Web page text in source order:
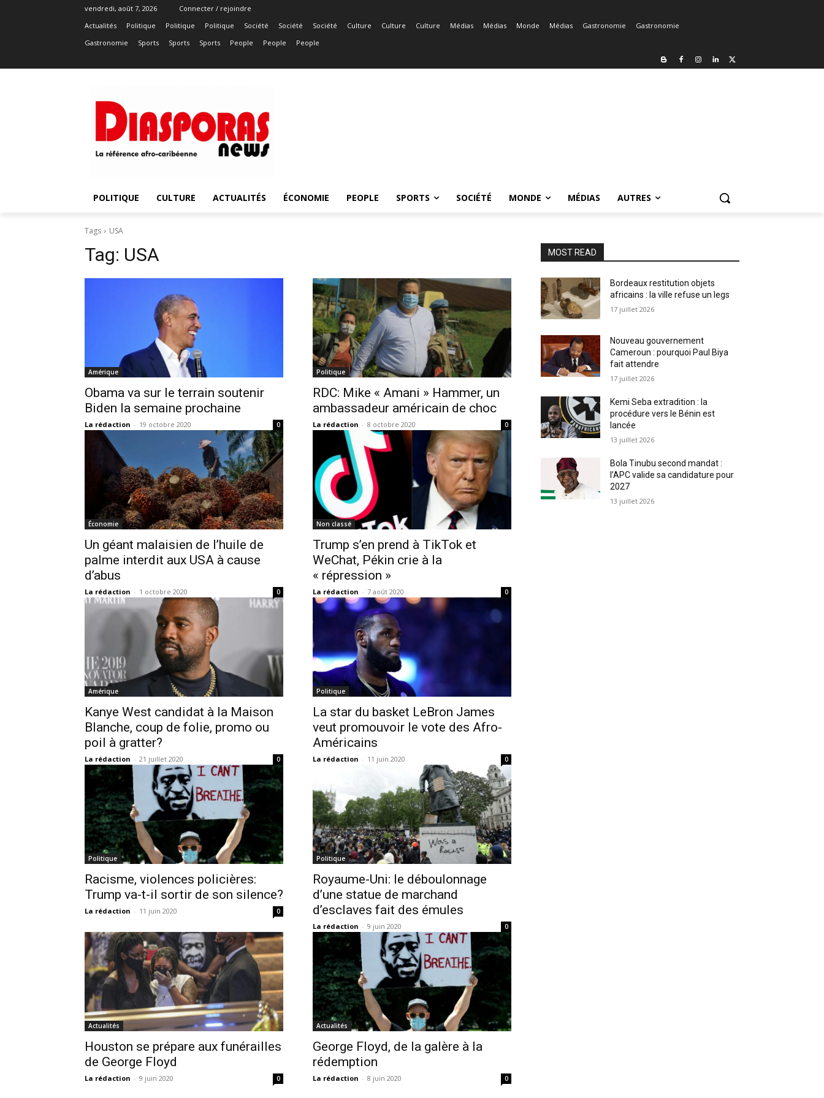
vendredi, août 7, 2026
Connecter / rejoindre
Actualités
Politique Politique Politique Société Société Société Culture Culture Culture Médias Médias Monde Médias Gastronomie
Gastronomie
Gastronomie
Sports Sports Sports People People People
POLITIQUE CULTURE ACTUALITÉS ÉCONOMIE PEOPLE SPORTS SOCIÉTÉ MONDE MÉDIAS AUTRES
Tags USA
Tag: USA
Amérique
Obama va sur le terrain soutenir
Biden la semaine prochaine
La rédaction - 19 octobre 2020 0
Politique
RDC: Mike « Amani » Hammer, un
ambassadeur américain de choc
La rédaction - 8 octobre 2020 0
Économie
Un géant malaisien de l’huile de
palme interdit aux USA à cause
d’abus
La rédaction - 1 octobre 2020 0
Non classé
Trump s’en prend à TikTok et
WeChat, Pékin crie à la
« répression »
La rédaction - 7 août 2020 0
Amérique
Kanye West candidat à la Maison
Blanche, coup de folie, promo ou
poil à gratter?
La rédaction - 21 juillet 2020 0
Politique
La star du basket LeBron James
veut promouvoir le vote des Afro-
Américains
La rédaction - 11 juin 2020 0
Politique
Racisme, violences policières:
Trump va-t-il sortir de son silence?
La rédaction - 11 juin 2020 0
Politique
Royaume-Uni: le déboulonnage
d’une statue de marchand
d’esclaves fait des émules
La rédaction - 9 juin 2020 0
Actualités
Houston se prépare aux funérailles
de George Floyd
La rédaction - 9 juin 2020 0
Actualités
George Floyd, de la galère à la
rédemption
La rédaction - 8 juin 2020 0
MOST READ
Bordeaux restitution objets
africains : la ville refuse un legs
17 juillet 2026
Nouveau gouvernement
Cameroun : pourquoi Paul Biya
fait attendre
17 juillet 2026
Kemi Seba extradition : la
procédure vers le Bénin est
lancée
13 juillet 2026
Bola Tinubu second mandat :
l’APC valide sa candidature pour
2027
13 juillet 2026